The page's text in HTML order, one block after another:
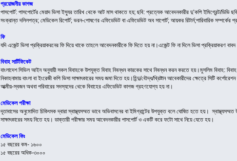
প্রয়োজনীয় কাগজ
পাসপোর্ট: পাসপোর্টের মেয়াদ ভিসা ইস্যুর তারিখ থেকে আট মাস থাকতে হয়; ছবি: প্রত্যেক আবেদনকারীর দু’কপি ইমিগ্রেন্ট/
সংক্রান্ত দলিলপত্র; মেডিকেল রিপোর্ট; ভরন-পোষণের এফিডেভিট বা এফিডেভিট অব সাপোর্ট; আয়কর রিটার্ন;পারিবারিক সম্পর্কের
ফি
যদি এজেন্ট ভিসা প্রক্রিয়াকরনের ফি দিয়ে থাকে তাহলে আবেদনকারীকে ফি দিতে হয় না।এজেন্ট ফি না দিলে ভিসা
বিবাহ সার্টিফিকেট
বাংলাদেশ সিভিল আইন অনুযায়ী সকল বিবাহকে উপযুক্ত বিবাহ নিবন্ধন কারকের সাথে নিবন্ধন করন করতে হয়।মুসলিম বিবাহ:
নিকাহনামায় বাংলা বা ইংরেজী কপি ভিসা সাক্ষাৎকারের সময় জমা দিতে হয়।হিন্দু/বৌদ্ধ/খ্রিষ্টান আবেকারীদের ক্ষেত্রে সিটি
আত্মীয়-স্বজন অথবা পরিবারের সদস্যদের থেকে বিবাহের এফিডেভিট কাগজ গ্রহণযোগ্য হয় না।
মেডিকেল পরীক্ষা
দূতাবাসের অনুমোদিত চিকিৎসক দ্বারা স্বাস্থ্যসম্মত ভাবে অভিবাসনের বা ইমিগ্রান্টের উপযুক্ত বলে ঘোষিত হতে হয়।
সাক্ষাৎকারের সময় নিতে হয়। ডাক্তারী পরীক্ষার সময় আবেদনকারীর পাসপোর্ট ও একটি করে ফটো সাথে নিয়ে যেতে হয়।
মেডিকেল ফিঃ
১৫ বছরের কম- ১৬০০
১৫ বছরের অধিক-৩০০০